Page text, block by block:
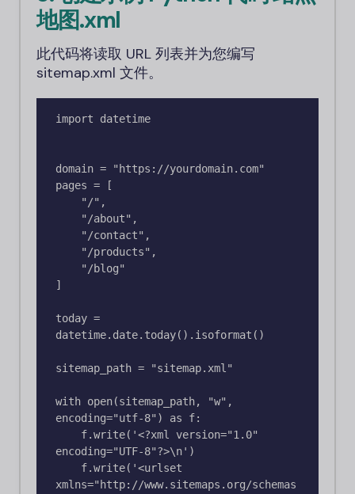
地图.xml
此代码将读取 URL 列表并为您编写
sitemap.xml 文件。
import datetime
domain = "https://yourdomain.com"
pages = [
]
today =
datetime.date.today().isoformat()
sitemap_path = "sitemap.xml"
with open(sitemap_path, "w",
encoding="utf-8") as f:
encoding="UTF-8"?>\n')
xmlns="http://www.sitemaps.org/schemas